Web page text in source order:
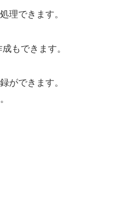
理できます。
もできます。
ができます。